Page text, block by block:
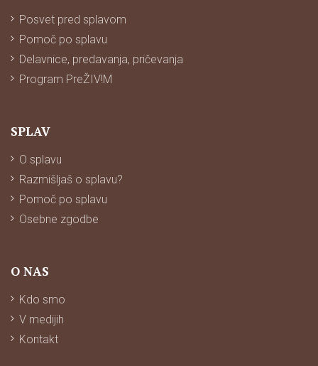
Posvet pred splavom
Pomoč po splavu
Delavnice, predavanja, pričevanja
Program PreŽIV!M
SPLAV
O splavu
Razmišljaš o splavu?
Pomoč po splavu
Osebne zgodbe
O NAS
Kdo smo
V medijih
Kontakt